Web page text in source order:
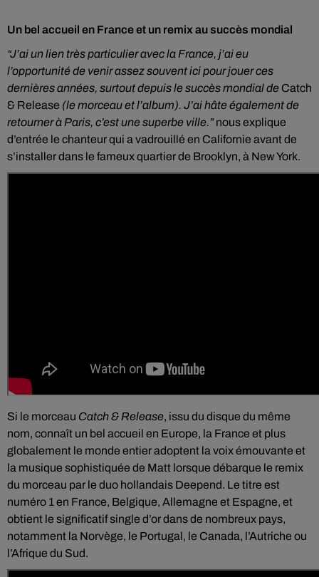
Un bel accueil en France et un remix au succès mondial
“J’ai un lien très particulier avec la France, j’ai eu
l’opportunité de venir assez souvent ici pour jouer ces
dernières années, surtout depuis le succès mondial de Catch
& Release (le morceau et l’album). J’ai hâte également de
retourner à Paris, c’est une superbe ville.”nous explique
d’entrée le chanteur qui a vadrouillé en Californie avant de
s’installer dans le fameux quartier de Brooklyn, à New York.
Si le morceau Catch & Release, issu du disque du même
nom, connaît un bel accueil en Europe, la France et plus
globalement le monde entier adoptent la voix émouvante et
la musique sophistiquée de Matt lorsque débarque le remix
du morceau par le duo hollandais Deepend. Le titre est
numéro 1 en France, Belgique, Allemagne et Espagne, et
obtient le significatif single d’or dans de nombreux pays,
notamment la Norvège, le Portugal, le Canada, l’Autriche ou
l’Afrique du Sud.